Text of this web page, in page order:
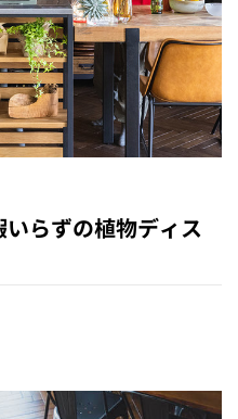
らずの植物ディス